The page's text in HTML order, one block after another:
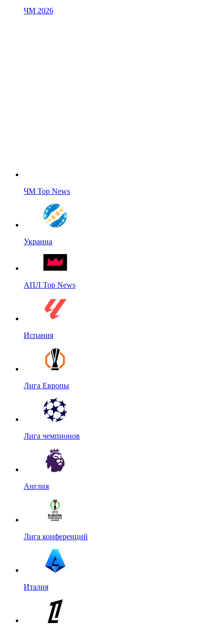
ЧМ 2026
ЧМ Top News
Украина
АПЛ Top News
Испания
Лига Европы
Лига чемпионов
Англия
Лига конференций
Италия